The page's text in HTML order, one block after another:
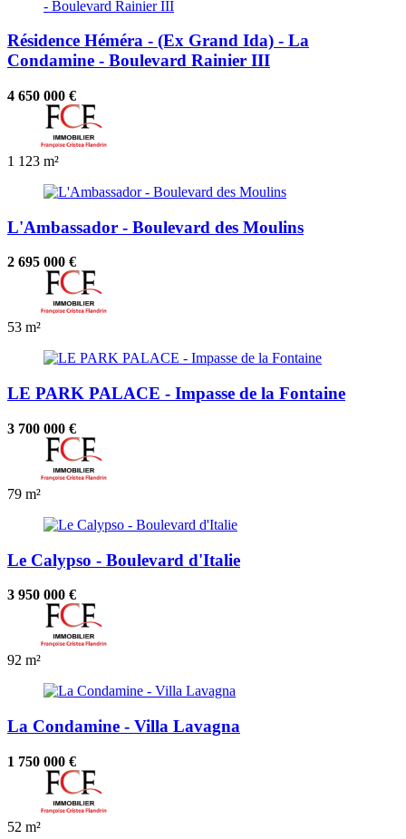
Résidence Héméra - (Ex Grand Ida) - La
Condamine - Boulevard Rainier III
4 650 000 €
1 123 m²
L'Ambassador - Boulevard des Moulins
2 695 000 €
53 m²
LE PARK PALACE - Impasse de la Fontaine
3 700 000 €
79 m²
Le Calypso - Boulevard d'Italie
3 950 000 €
92 m²
La Condamine - Villa Lavagna
1 750 000 €
52 m²